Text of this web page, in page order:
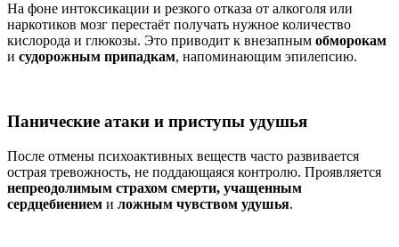
На фоне интоксикации и резкого отказа от алкоголя или
наркотиков мозг перестаёт получать нужное количество
кислорода и глюкозы. Это приводит к внезапным обморокам
и судорожным припадкам, напоминающим эпилепсию.
Панические атаки и приступы удушья
После отмены психоактивных веществ часто развивается
острая тревожность, не поддающаяся контролю. Проявляется
непреодолимым страхом смерти, учащенным
сердцебиением и ложным чувством удушья.